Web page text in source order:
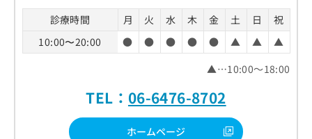
診療時間 月 火 水 木 金 土 日
祝
10:00〜20:00
● ● ● ● ● ▲ ▲
▲
▲…10:00～18:00
TEL： 06-6476-8702
ホームページ